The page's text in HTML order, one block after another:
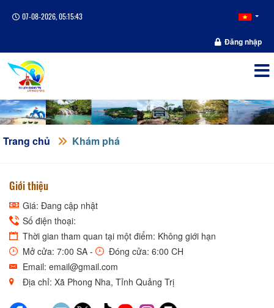
07-08-2026, 05:15:44
Đăng nhập
Trang chủ Khám phá
Giới thiệu
Giá: Đang cập nhật
Số điện thoại:
Thời gian tham quan tại một điểm: Không giới hạn
Mở cửa: 7:00 SA -
Đóng cửa: 6:00 CH
Email: email@gmail.com
Địa chỉ: Xã Phong Nha, Tỉnh Quảng Trị